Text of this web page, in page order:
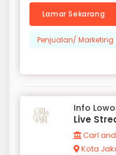
Lamar Sekarang
Penjualan/ Marketing
Info
Live
Carl
Kota